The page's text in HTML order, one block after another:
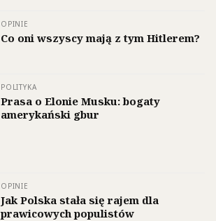
OPINIE
Co oni wszyscy mają z tym Hitlerem?
POLITYKA
Prasa o Elonie Musku: bogaty
amerykański gbur
OPINIE
Jak Polska stała się rajem dla
prawicowych populistów